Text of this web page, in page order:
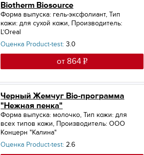
Biotherm Biosource
Форма выпуска: гель-эксфолиант,Тип
кожи: для сухой кожи, Производитель:
L’Oreal
от 864
Оценка Product-test: 3.0
Черный Жемчуг Bio-программа
"Нежная пенка"
Форма выпуска: молочко,Тип кожи: для
всех типов кожи, Производитель: ООО
Концерн "Калина"
Оценка Product-test: 2.6